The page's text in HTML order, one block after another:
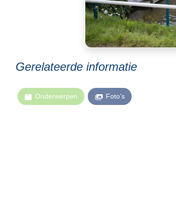
Gerelateerde informatie
Onderwerpen Foto’s